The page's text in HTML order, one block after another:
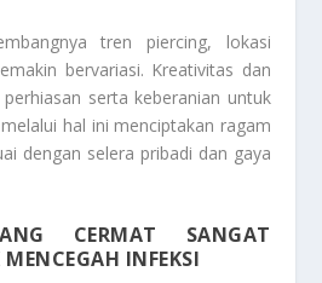
tren piercing, lokasi
bervariasi. Kreativitas dan
serta keberanian untuk
hal ini menciptakan ragam
dengan selera pribadi dan gaya
CERMAT SANGAT
INFEKSI